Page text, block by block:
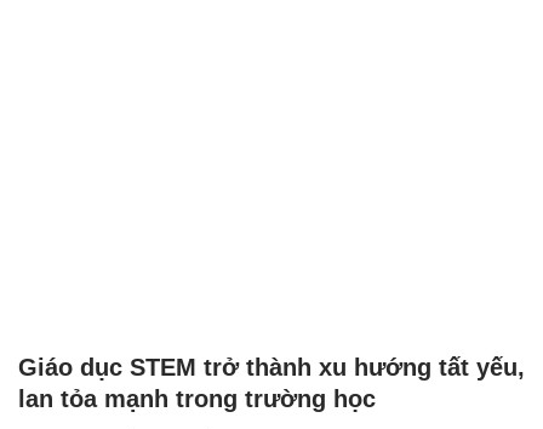
Giáo dục STEM trở thành xu hướng tất yếu,
lan tỏa mạnh trong trường học